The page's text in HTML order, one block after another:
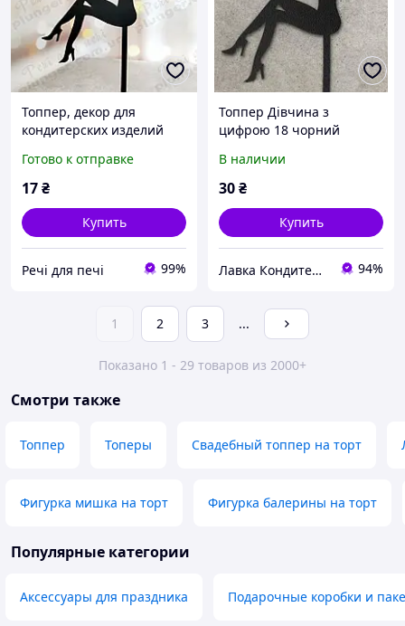
Топпер, декор для
кондитерских изделий
Готово к отправке
17₴
Купить
Речі для печі 99%
Топпер Дівчина з
цифрою 18 чорний
В наличии
30₴
Купить
Лавка Кондитера CAKESHOP 94%
1 2 3 ...
Показано 1 - 29 товаров из 2000+
Смотри также
Топпер Топеры Свадебный топпер на торт
Фигурка мишка на торт Фигурка балерины на торт
Популярные категории
Аксессуары для праздника Подарочные коробки и